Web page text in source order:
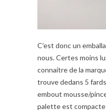
C’est donc un
nous. Certes moins
connaitre de la
trouve dedans 5
embout mousse/
palette est